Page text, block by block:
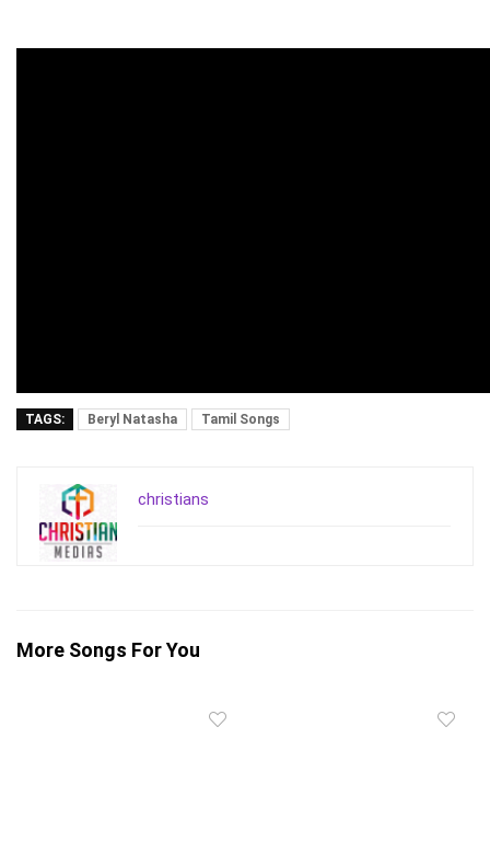
TAGS: Beryl Natasha Tamil Songs
christians
More Songs For You